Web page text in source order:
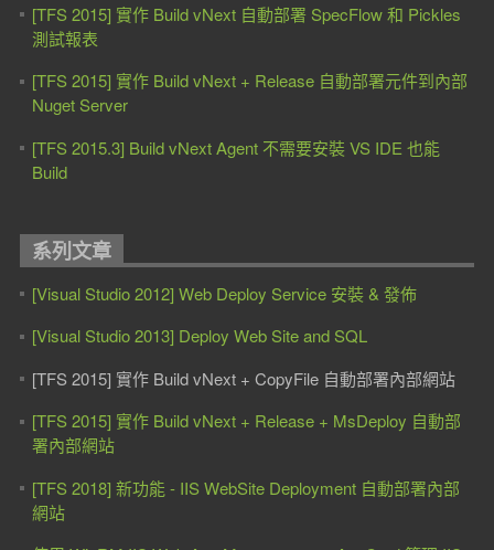
[TFS 2015] 實作 Build vNext 自動部署 SpecFlow 和 Pickles
測試報表
[TFS 2015] 實作 Build vNext + Release 自動部署元件到內部
Nuget Server
[TFS 2015.3] Build vNext Agent 不需要安裝 VS IDE 也能
Build
系列文章
[Visual Studio 2012] Web Deploy Service 安裝 & 發佈
[Visual Studio 2013] Deploy Web Site and SQL
[TFS 2015] 實作 Build vNext + CopyFile 自動部署內部網站
[TFS 2015] 實作 Build vNext + Release + MsDeploy 自動部
署內部網站
[TFS 2018] 新功能 - IIS WebSite Deployment 自動部署內部
網站